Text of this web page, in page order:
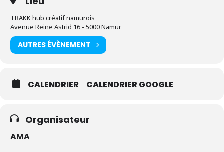
TRAKK hub créatif namurois
Avenue Reine Astrid 16 - 5000 Namur
AUTRES ÉVÈNEMENT
CALENDRIER CALENDRIER GOOGLE
Organisateur
AMA